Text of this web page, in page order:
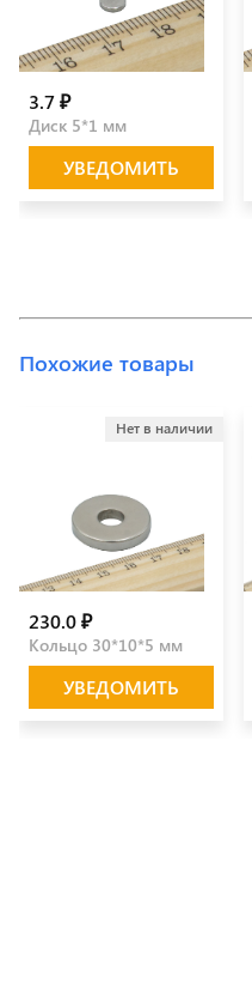
3.7 ₽
Диск 5*1 мм
УВЕДОМИТЬ
Похожие товары
Нет в наличии
230.0 ₽
Кольцо 30*10*5 мм
УВЕДОМИТЬ